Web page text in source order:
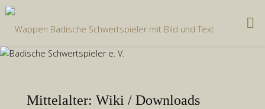
Zum
springen
Mittelalter: Wiki / Downloads